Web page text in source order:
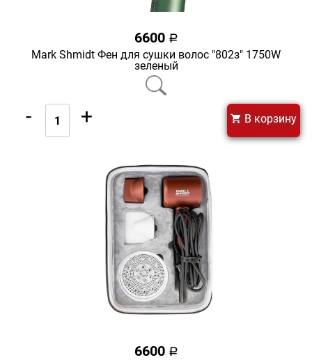
6600 a
Mark Shmidt Фен для сушки волос "802з" 1750W
зеленый
- + В корзину
6600 a